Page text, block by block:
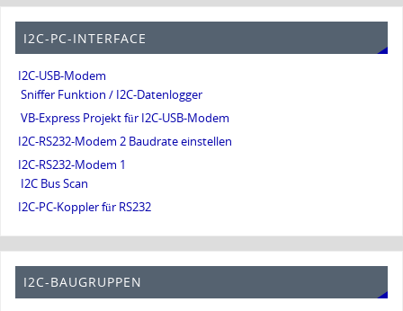
I2C-PC-INTERFACE
I2C-USB-Modem
Sniffer Funktion / I2C-Datenlogger
VB-Express Projekt für I2C-USB-Modem
I2C-RS232-Modem 2 Baudrate einstellen
I2C-RS232-Modem 1
I2C Bus Scan
I2C-PC-Koppler für RS232
I2C-BAUGRUPPEN